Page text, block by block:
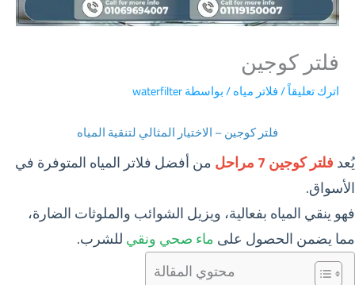
فلتر كوجين
اترك تعليقاً/فلاتر مياه/ بواسطةwaterfilter
فلتر كوجين – الاختيار المثالي لتنقية المياه
يُعدفلتر كوجين 7 مراحل
من أفضل فلاتر المياه المتوفرة في
الأسواق.
فهو ينقي المياه بفعالية، ويزيل الشوائب والملوثات الضارة،
مما يضمن الحصول علىماء صحي ونقيللشرب.
محتوي المقالة